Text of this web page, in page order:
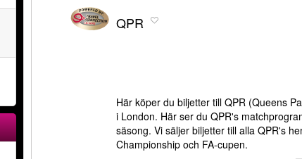
QPR
Här köper du biljetter till QPR (Queens
i London. Här ser du QPR's
säsong. Vi säljer biljetter till alla QPR's
Championship och FA-cupen.